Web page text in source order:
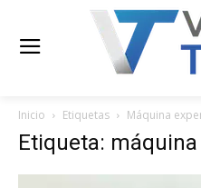
Inicio Etiquetas Máquina
Etiqueta: